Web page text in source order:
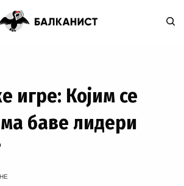
игре: Којим се
баве лидери